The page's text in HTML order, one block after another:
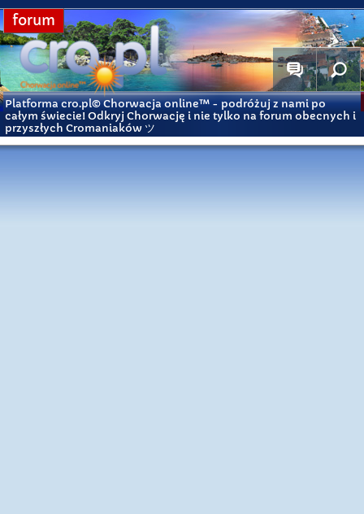
forum
Platforma cro.pl© Chorwacja online™ - podróżuj z nami po
całym świecie! Odkryj Chorwację i nie tylko na forum obecnych i
przyszłych Cromaniaków ツ